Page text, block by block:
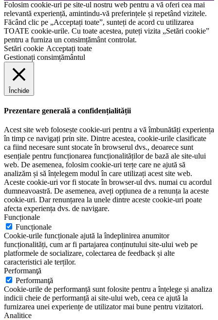
Folosim cookie-uri pe site-ul nostru web pentru a vă oferi cea mai
relevantă experiență, amintindu-vă preferințele și repetând vizitele.
Făcând clic pe „Acceptați toate”, sunteți de acord cu utilizarea
TOATE cookie-urile. Cu toate acestea, puteți vizita „Setări cookie”
pentru a furniza un consimțământ controlat.
Setări cookie Acceptați toate
Gestionați consimțământul
Închide
Prezentare generală a confidențialității
Acest site web folosește cookie-uri pentru a vă îmbunătăți experiența
în timp ce navigați prin site. Dintre acestea, cookie-urile clasificate
ca fiind necesare sunt stocate în browserul dvs., deoarece sunt
esențiale pentru funcționarea funcționalităților de bază ale site-ului
web. De asemenea, folosim cookie-uri terțe care ne ajută să
analizăm și să înțelegem modul în care utilizați acest site web.
Aceste cookie-uri vor fi stocate în browser-ul dvs. numai cu acordul
dumneavoastră. De asemenea, aveți opțiunea de a renunța la aceste
cookie-uri. Dar renunțarea la unele dintre aceste cookie-uri poate
afecta experiența dvs. de navigare.
Funcționale
Funcționale
Cookie-urile funcționale ajută la îndeplinirea anumitor
funcționalități, cum ar fi partajarea conținutului site-ului web pe
platformele de socializare, colectarea de feedback și alte
caracteristici ale terților.
Performanţă
Performanţă
Cookie-urile de performanță sunt folosite pentru a înțelege și analiza
indicii cheie de performanță ai site-ului web, ceea ce ajută la
furnizarea unei experiențe de utilizator mai bune pentru vizitatori.
Analitice